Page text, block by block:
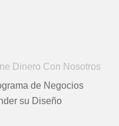
Dinero Con Nosotros
de Negocios
su Diseño